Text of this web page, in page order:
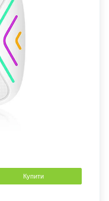
Купити